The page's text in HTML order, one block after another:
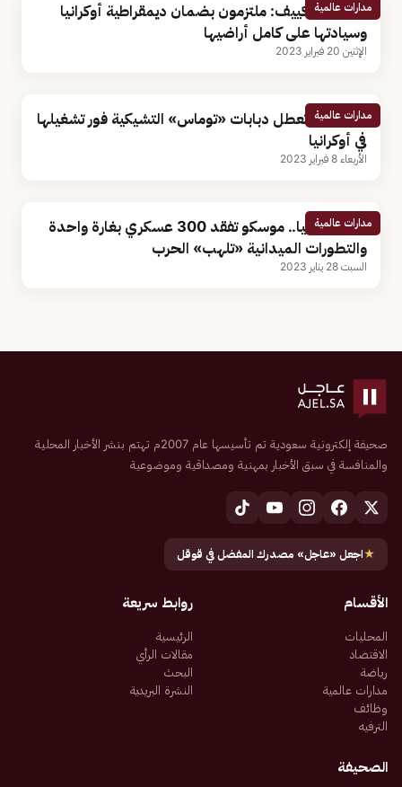
مدارات عالمية
بايدن من كييف: ملتزمون بضمان ديمقراطية أوكرانيا
وسيادتها على كامل أراضيها
الإثنين 20 فبراير 2023
مدارات عالمية
بالفيديو.. تعطل دبابات «توماس» التشيكية فور تشغيلها
في أوكرانيا
الأربعاء 8 فبراير 2023
مدارات عالمية
أزمة أوكرانيا.. موسكو تفقد 300 عسكري بغارة واحدة
والتطورات الميدانية «تلهب» الحرب
السبت 28 يناير 2023
صحيفة إلكترونية سعودية تم تأسيسها عام 2007م تهتم بنشر الأخبار المحلية
والمنافسة في سبق الأخبار بمهنية ومصداقية وموضوعية
★اجعل «عاجل» مصدرك المفضل في قوقل
الأقسام
المحليات
الاقتصاد
رياضة
مدارات عالمية
وظائف
الترفيه
روابط سريعة
الرئيسية
مقالات الرأي
البحث
النشرة البريدية
الصحيفة